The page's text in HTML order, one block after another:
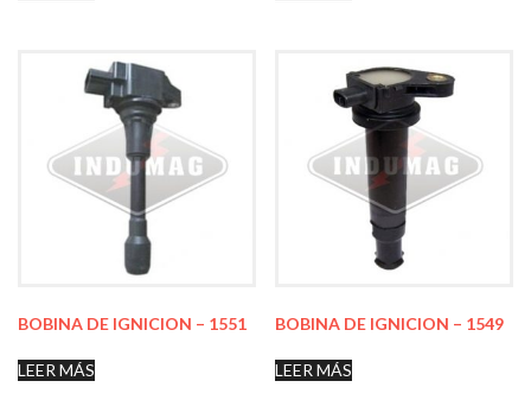
BOBINA DE IGNICION – 1551
LEER MÁS
BOBINA DE IGNICION – 1549
LEER MÁS